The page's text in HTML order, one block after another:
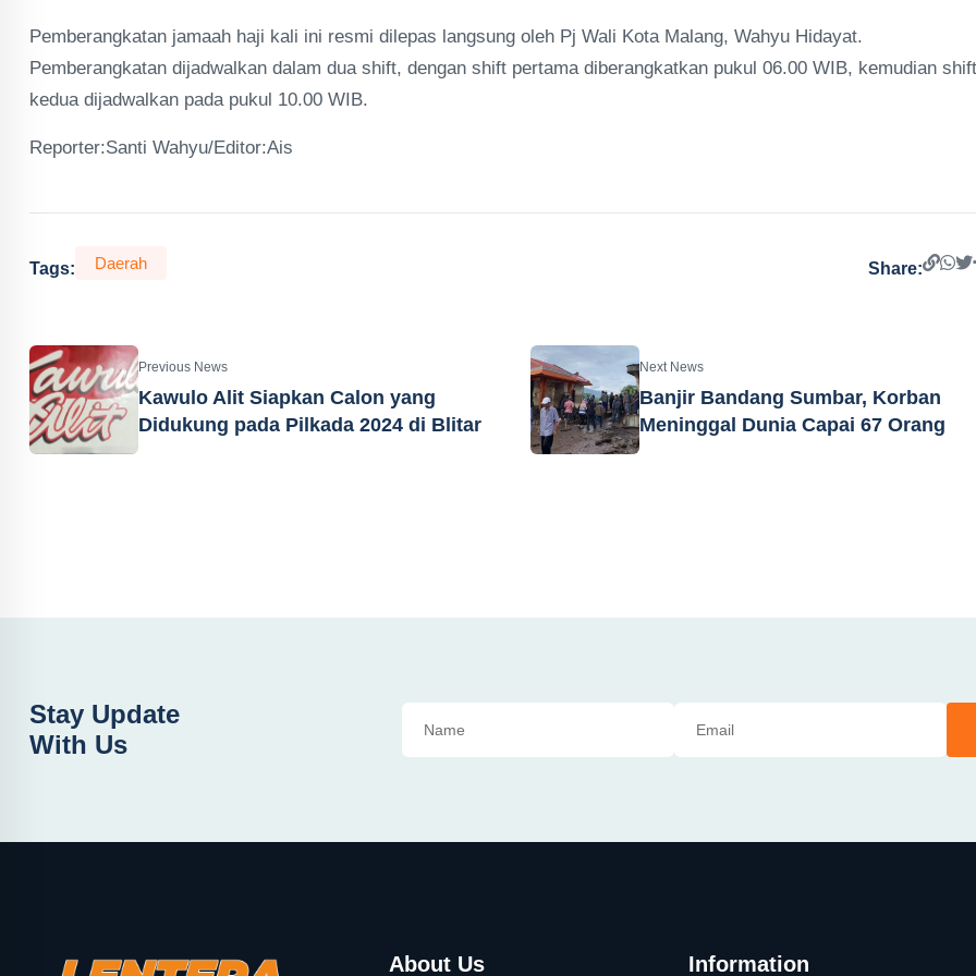
Pemberangkatan jamaah haji kali ini resmi dilepas langsung oleh Pj Wali Kota Malang, Wahyu Hidayat.
Pemberangkatan dijadwalkan dalam dua shift, dengan shift pertama diberangkatkan pukul 06.00 WIB, kemudian shift
kedua dijadwalkan pada pukul 10.00 WIB.
Reporter:Santi Wahyu/Editor:Ais
Tags: Daerah Share:
Previous News
Kawulo Alit Siapkan Calon yang
Didukung pada Pilkada 2024 di Blitar
Next News
Banjir Bandang Sumbar, Korban
Meninggal Dunia Capai 67 Orang
Stay Update
With Us
About Us Information